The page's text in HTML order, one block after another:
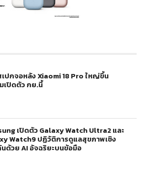
ปกจอหลัง Xiaomi 18 Pro ใหญ่ขึ้น
เปิดตัว กย.นี้
เปิดตัว Galaxy Watch Ultra2 และ
Watch9 ปฏิวัติการดูแลสุขภาพเชิง
ด้วย AI อัจฉริยะบนข้อมือ